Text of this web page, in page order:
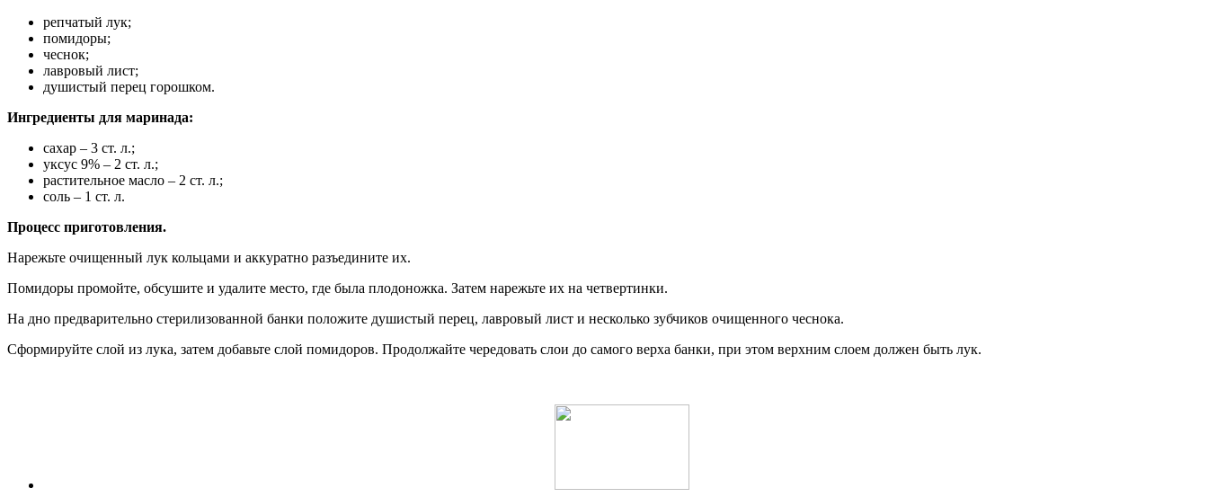
репчатый лук;
помидоры;
чеснок;
лавровый лист;
душистый перец горошком.
Ингредиенты для маринада:
сахар – 3 ст. л.;
уксус 9% – 2 ст. л.;
растительное масло – 2 ст. л.;
соль – 1 ст. л.
Процесс приготовления.
Нарежьте очищенный лук кольцами и аккуратно разъедините их.
Помидоры промойте, обсушите и удалите место, где была плодоножка. Затем нарежьте их на четвертинки.
На дно предварительно стерилизованной банки положите душистый перец, лавровый лист и несколько зубчиков очищенного чеснока.
Сформируйте слой из лука, затем добавьте слой помидоров. Продолжайте чередовать слои до самого верха банки, при этом верхним слоем должен быть лук.